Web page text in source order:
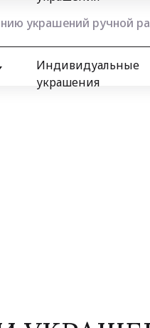
Индивидуальные
украшения
украшений ручной